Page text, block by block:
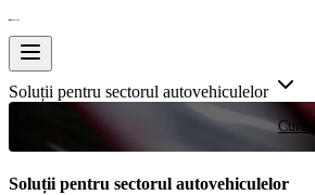
Soluții pentru sectorul autovehiculelor
Curse
Soluții pentru sectorul autovehiculelor